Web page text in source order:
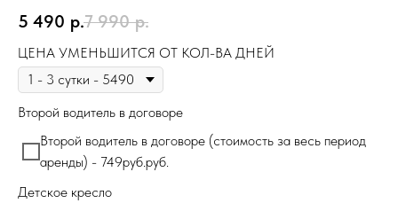
5 490 р.7 990 р.
ЦЕНА УМЕНЬШИТСЯ ОТ КОЛ-ВА ДНЕЙ
Второй водитель в договоре
Второй водитель в договоре (стоимость за весь период
аренды) - 749руб.руб.
Детское кресло